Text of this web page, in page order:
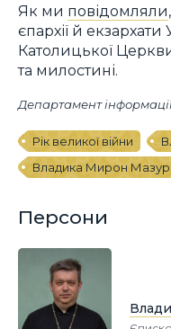
Як ми повідомляли
єпархії й екзархати
Католицької
та милостині.
Департамент
Рік великої війни
Владика Мирон Мазур
Персони